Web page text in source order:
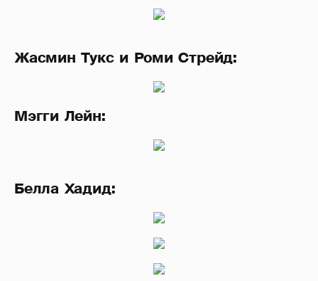
Жасмин Тукс и Роми Стрейд:
Мэгги Лейн:
Белла Хадид: